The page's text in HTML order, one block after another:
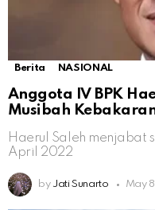
Berita NASIONAL
Anggota IV BPK
Musibah
Haerul Saleh menjabat
April 2022
by Jati Sunarto May